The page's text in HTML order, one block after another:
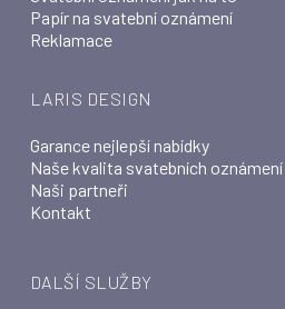
Papír na svatební oznámení
Reklamace
LARIS DESIGN
Garance nejlepší nabídky
Naše kvalita svatebních oznámení
Naši partneři
Kontakt
DALŠÍ SLUŽBY